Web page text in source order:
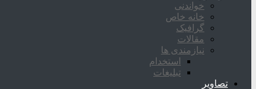
خواندنی
خانه خاص
گرافیک
مقالات
نیازمندی ها
استخدام
تبلیغات
تصاویر